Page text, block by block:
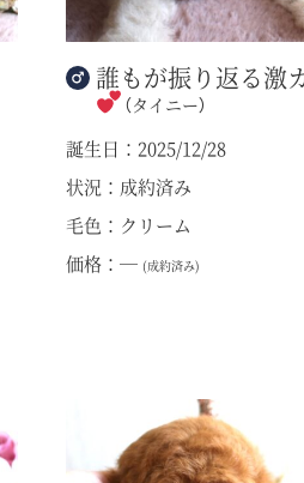
誰もが振り返る激
（タイニー）
誕生日：2025/12/28
状況：成約済み
毛色：クリーム
価格：― (成約済み)